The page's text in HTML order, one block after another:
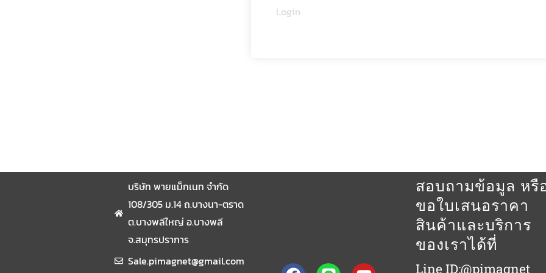
Login
บริษัท พายแม็กเนท จำกัด
108/305 ม.14 ถ.บางนา-ตราด
ต.บางพลีใหญ่ อ.บางพลี
จ.สมุทรปราการ
Sale.pimagnet@gmail.com
สอบถามข้อมูล หรื
ขอใบเสนอราคา
สินค้าและบริการ
ของเราได้ที่
Line ID:@pimagnet